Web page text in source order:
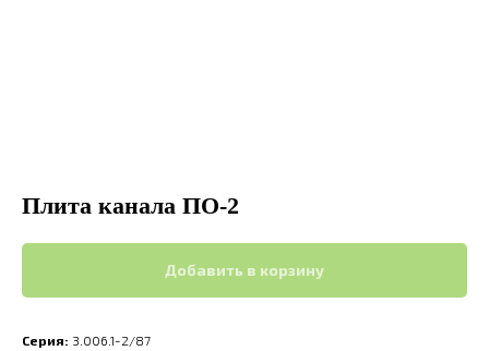
Плита канала ПО-2
Добавить в корзину
Серия: 3.006.1-2/87